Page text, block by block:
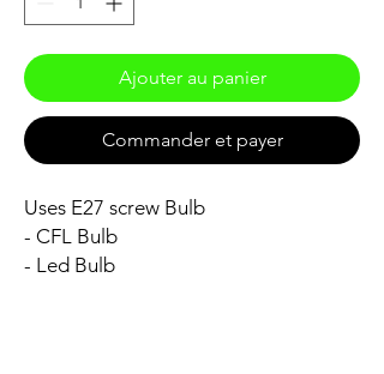
Ajouter au panier
Commander et payer
Uses E27 screw Bulb
- CFL Bulb
- Led Bulb